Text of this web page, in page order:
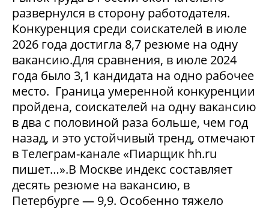
развернулся в сторону работодателя.
Конкуренция среди соискателей в июле
2026 года достигла 8,7 резюме на одну
вакансию.Для сравнения, в июле 2024
года было 3,1 кандидата на одно рабочее
место. Граница умеренной конкуренции
пройдена, соискателей на одну вакансию
в два с половиной раза больше, чем год
назад, и это устойчивый тренд, отмечают
в Телеграм-канале «Пиарщик hh.ru
пишет…».В Москве индекс составляет
десять резюме на вакансию, в
Петербурге — 9,9. Особенно тяжело